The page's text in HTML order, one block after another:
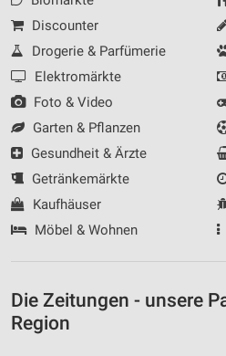
Discounter
Drogerie & Parfümerie
Elektromärkte
Foto & Video
Garten & Pflanzen
Gesundheit & Ärzte
Getränkemärkte
Kaufhäuser
Möbel & Wohnen
Die Zeitungen - unsere
Region